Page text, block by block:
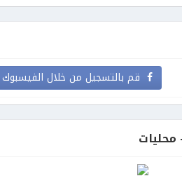
قم بالتسجيل من خلال الفيسبوك